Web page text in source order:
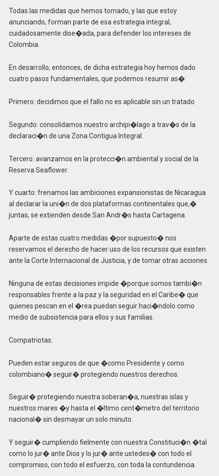
Todas las medidas que hemos tomado, y las que estoy
anunciando, forman parte de esa estrategia integral,
cuidadosamente dise�ada, para defender los intereses de
Colombia.
En desarrollo, entonces, de dicha estrategia hoy hemos dado
cuatro pasos fundamentales, que podemos resumir as�:
Primero: decidimos que el fallo no es aplicable sin un tratado.
Segundo: consolidamos nuestro archipi�lago a trav�s de la
declaraci�n de una Zona Contigua Integral.
Tercero: avanzamos en la protecci�n ambiental y social de la
Reserva Seaflower.
Y cuarto: frenamos las ambiciones expansionistas de Nicaragua
al declarar la uni�n de dos plataformas continentales que,�
juntas, se extienden desde San Andr�s hasta Cartagena.
Aparte de estas cuatro medidas �por supuesto� nos
reservamos el derecho de hacer uso de los recursos que existen
ante la Corte Internacional de Justicia, y de tomar otras acciones.
Ninguna de estas decisiones impide �porque somos tambi�n
responsables frente a la paz y la seguridad en el Caribe� que
quienes pescan en el �rea puedan seguir haci�ndolo como
medio de subsistencia para ellos y sus familias.
Compatriotas:
Pueden estar seguros de que �como Presidente y como
colombiano� seguir� protegiendo nuestros derechos.
Seguir� protegiendo nuestra soberan�a, nuestras islas y
nuestros mares �y hasta el �ltimo cent�metro del territorio
nacional� sin desmayar un solo minuto.
Y seguir� cumpliendo fielmente con nuestra Constituci�n �tal
como lo jur� ante Dios y lo jur� ante ustedes� con todo el
compromiso, con todo el esfuerzo, con toda la contundencia.